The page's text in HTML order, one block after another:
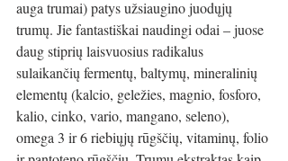
auga trumai) patys užsiaugino juodųjų
trumų. Jie fantastiškai naudingi odai – juose
daug stiprių laisvuosius radikalus
sulaikančių fermentų, baltymų, mineralinių
elementų (kalcio, geležies, magnio, fosforo,
kalio, cinko, vario, mangano, seleno),
omega 3 ir 6 riebiųjų rūgščių, vitaminų, folio